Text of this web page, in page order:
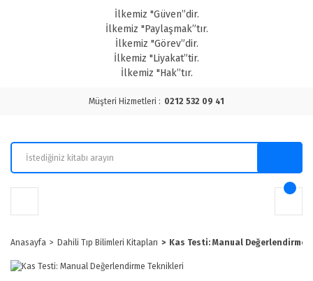
İlkemiz "Güven”dir.
İlkemiz "Paylaşmak”tır.
İlkemiz "Görev”dir.
İlkemiz "Liyakat”tir.
İlkemiz "Hak”tır.
Müşteri Hizmetleri : 0212 532 09 41
Anasayfa Dahili Tıp Bilimleri Kitapları Kas Testi: Manual Değerlendirme